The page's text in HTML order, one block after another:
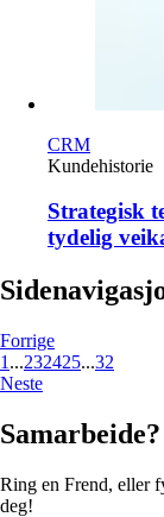
CRM
Kundehistorie
Strategisk
tydelig
Forrige
1 ...232425...32
Neste
Samarbeide?
Ring en Frend, eller
deg!